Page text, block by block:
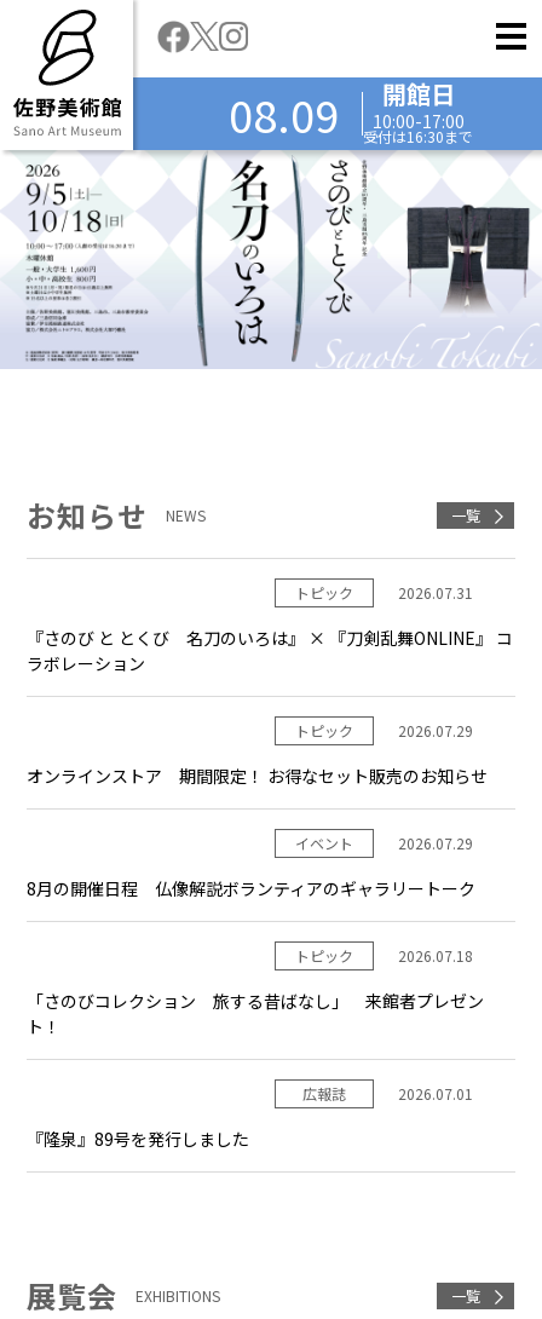
08.09 開館日
10:00-17:00
受付は16:30まで
お知らせ NEWS 一覧
2026.07.31
トピック
『さのび と とくび 名刀のいろは』 × 『刀剣乱舞ONLINE』 コ
ラボレーション
2026.07.29
トピック
オンラインストア 期間限定！ お得なセット販売のお知らせ
2026.07.29
イベント
8月の開催日程 仏像解説ボランティアのギャラリートーク
2026.07.18
トピック
「さのびコレクション 旅する昔ばなし」 来館者プレゼン
ト！
2026.07.01
広報誌
『隆泉』89号を発行しました
展覧会 EXHIBITIONS 一覧